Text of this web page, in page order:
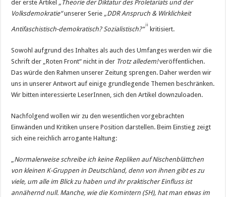
der erste Artikel „Theorie der Diktatur des Proletariats und der
Volksdemokratie“unserer Serie „DDR Anspruch & Wirklichkeit
Antifaschistisch-demokratisch? Sozialistisch?“
ii
kritisiert.
Sowohl aufgrund des Inhaltes als auch des Umfanges werden wir die
Schrift der „Roten Front“ nicht in der Trotz alledem!veröffentlichen.
Das würde den Rahmen unserer Zeitung sprengen. Daher werden wir
uns in unserer Antwort auf einige grundlegende Themen beschränken.
Wir bitten interessierte LeserInnen, sich den Artikel downzuloaden.
Nachfolgend wollen wir zu den wesentlichen vorgebrachten
Einwänden und Kritiken unsere Position darstellen. Beim Einstieg zeigt
sich eine reichlich arrogante Haltung:
Normalerweise schreibe ich keine Repliken auf Nischenblättchen
von kleinen K-Gruppen in Deutschland, denn von ihnen gibt es zu
viele, um alle im Blick zu haben und ihr praktischer Einfluss ist
annähernd null. Manche, wie die Komintern (SH), hat man etwas im